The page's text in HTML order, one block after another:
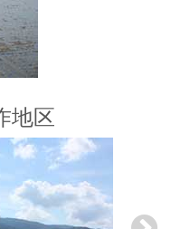
地区